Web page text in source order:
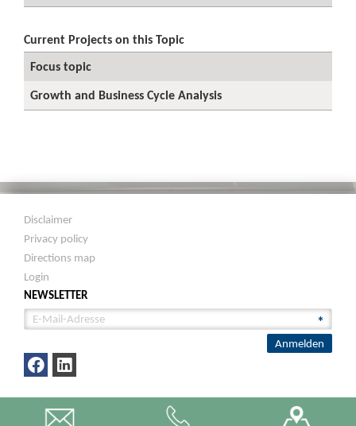
Current Projects on this Topic
Focus topic
Growth and Business Cycle Analysis
Disclaimer
Privacy policy
Directions map
Login
NEWSLETTER